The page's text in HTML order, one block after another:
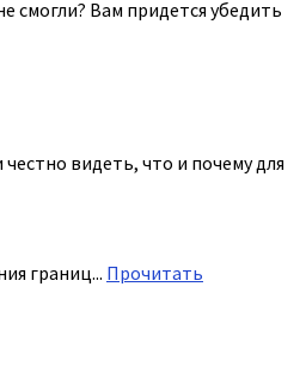
смогли? Вам придется убедить
видеть, что и почему для
границ... Прочитать